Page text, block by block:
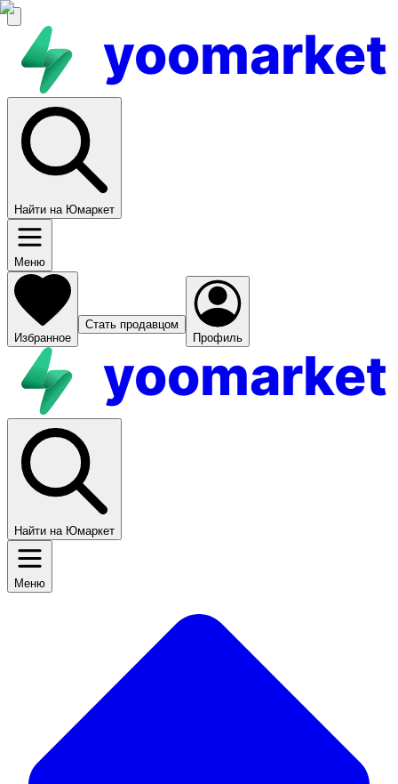
yoomarket
Найти на Юмаркет
Меню
Избранное
Стать продавцом
Профиль
yoomarket
Найти на Юмаркет
Меню